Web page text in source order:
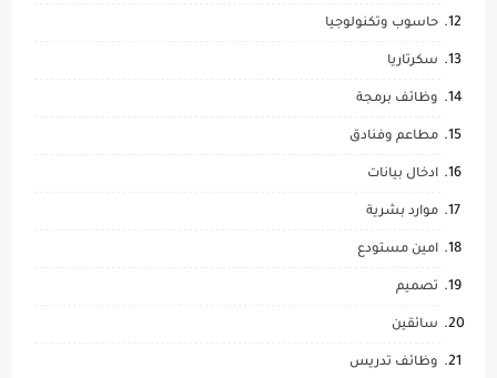
حاسوب وتكنولوجيا
سكرتاريا
وظائف برمجة
مطاعم وفنادق
ادخال بيانات
موارد بشرية
امين مستودع
تصميم
سائقين
وظائف تدريس